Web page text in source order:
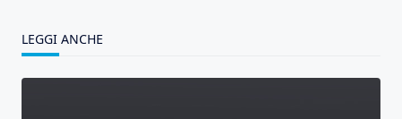
LEGGI ANCHE